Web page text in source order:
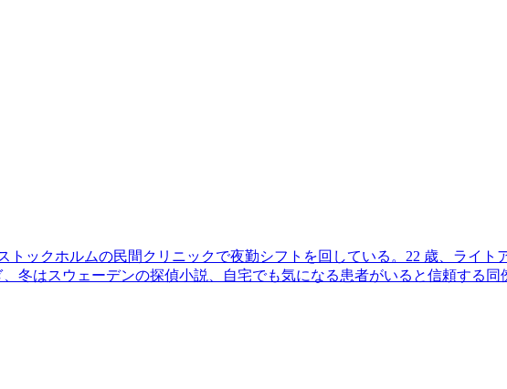
ックホルムの民間クリニックで夜勤シフトを回している。22 歳、ライト
冬はスウェーデンの探偵小説、自宅でも気になる患者がいると信頼する同